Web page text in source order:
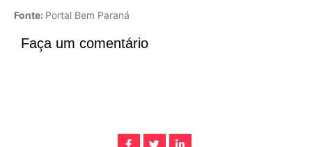
Fonte: Portal Bem Paraná
Faça um comentário